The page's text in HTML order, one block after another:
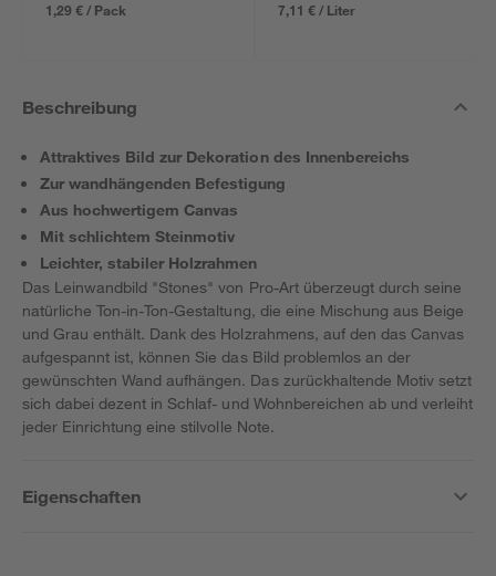
1,29 € / Pack
7,11 € / Liter
Beschreibung
Attraktives Bild zur Dekoration des Innenbereichs
Zur wandhängenden Befestigung
Aus hochwertigem Canvas
Mit schlichtem Steinmotiv
Leichter, stabiler Holzrahmen
Das Leinwandbild "Stones" von Pro-Art überzeugt durch seine
natürliche Ton-in-Ton-Gestaltung, die eine Mischung aus Beige
und Grau enthält. Dank des Holzrahmens, auf den das Canvas
aufgespannt ist, können Sie das Bild problemlos an der
gewünschten Wand aufhängen. Das zurückhaltende Motiv setzt
sich dabei dezent in Schlaf- und Wohnbereichen ab und verleiht
jeder Einrichtung eine stilvolle Note.
Eigenschaften